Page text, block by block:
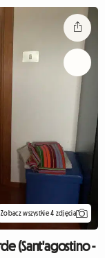
Zobacz wszystkie 4 zdjęcia
(Sant'agostino -